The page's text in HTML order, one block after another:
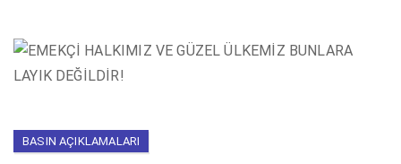
BASIN AÇIKLAMALARI